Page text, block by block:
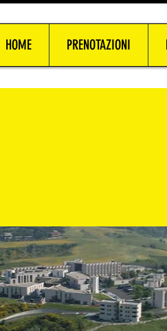
HOME PRENOTAZIONI